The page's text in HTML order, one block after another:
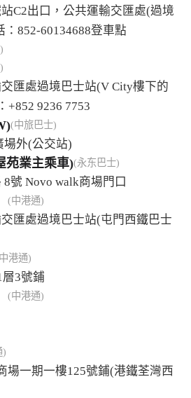
C2出口，公共運輸交匯處(過境
852-60134688登車點
匯處過境巴士站(V City樓下的
+852 9236 7753
(中旅巴士)
場外(公交站)
苑業主乘車)(永东巴士)
號 Novo walk商場門口
(中港通)
匯處過境巴士站(屯門西鐵巴士
港通)
3號鋪
(中港通)
)
場一期一樓125號鋪(港鐵荃灣西